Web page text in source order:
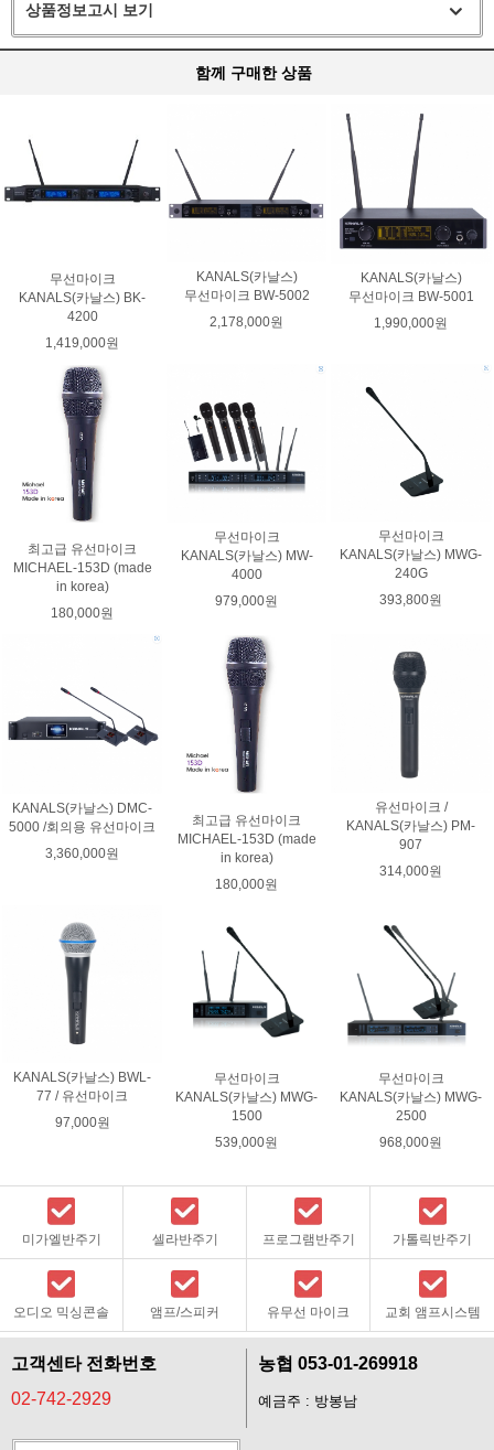
상품정보고시 보기
함께 구매한 상품
무선마이크
KANALS(카날스) BK-
4200
1,419,000원
KANALS(카날스)
무선마이크 BW-5002
2,178,000원
KANALS(카날스)
무선마이크 BW-5001
1,990,000원
최고급 유선마이크
MICHAEL-153D (made
in korea)
180,000원
무선마이크
KANALS(카날스) MW-
4000
979,000원
무선마이크
KANALS(카날스) MWG-
240G
393,800원
KANALS(카날스) DMC-
5000 /회의용 유선마이크
3,360,000원
최고급 유선마이크
MICHAEL-153D (made
in korea)
180,000원
유선마이크 /
KANALS(카날스) PM-
907
314,000원
KANALS(카날스) BWL-
77 / 유선마이크
97,000원
무선마이크
KANALS(카날스) MWG-
1500
539,000원
무선마이크
KANALS(카날스) MWG-
2500
968,000원
미가엘반주기 셀라반주기 프로그램반주기 가톨릭반주기
오디오 믹싱콘솔 앰프/스피커 유무선 마이크 교회 앰프시스템
고객센타 전화번호
02-742-2929
농협 053-01-269918
예금주 : 방봉남